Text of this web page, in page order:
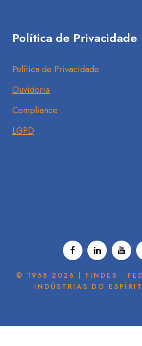
Política de Privacidade
Política de Privacidade
Ouvidoria
Compliance
LGPD
© 1958-2026 | FINDES -
INDÚSTRIAS DO